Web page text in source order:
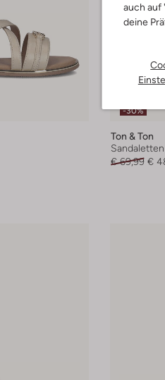
auch auf
deine
-30%
Ton & Ton
€ 69,99 €